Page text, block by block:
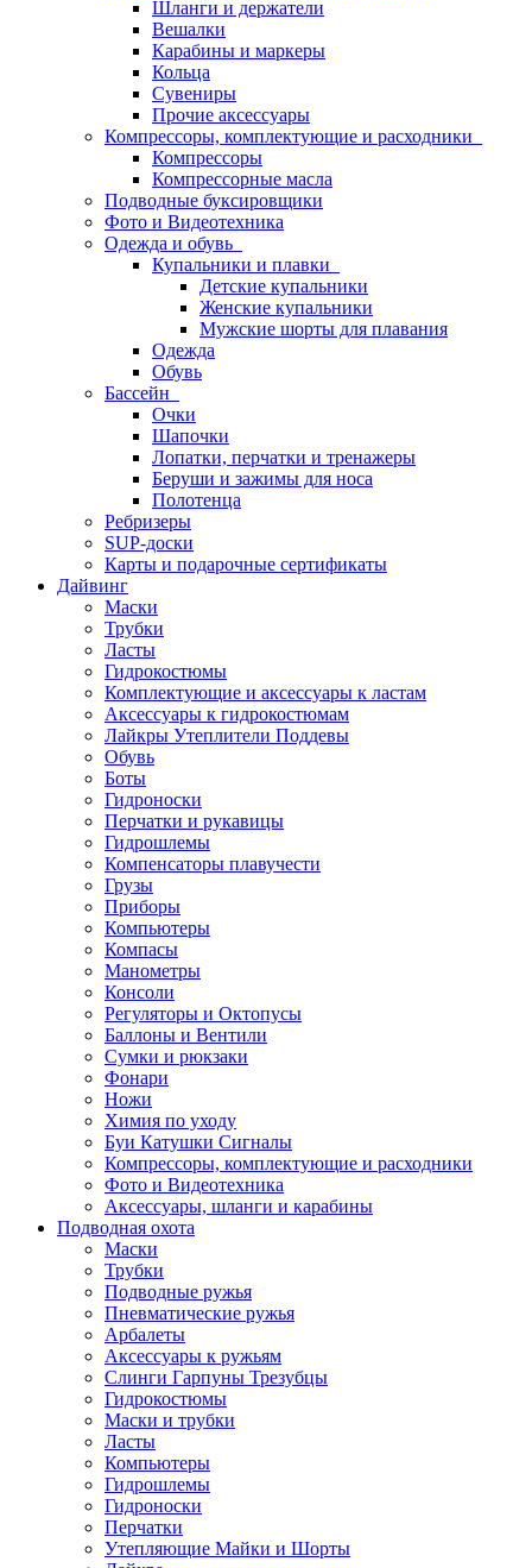
Шланги и держатели
Вешалки
Карабины и маркеры
Кольца
Сувениры
Прочие аксессуары
Компрессоры, комплектующие и расходники
Компрессоры
Компрессорные масла
Подводные буксировщики
Фото и Видеотехника
Одежда и обувь
Купальники и плавки
Детские купальники
Женские купальники
Мужские шорты для плавания
Одежда
Обувь
Бассейн
Очки
Шапочки
Лопатки, перчатки и тренажеры
Беруши и зажимы для носа
Полотенца
Ребризеры
SUP-доски
Карты и подарочные сертификаты
Дайвинг
Маски
Трубки
Ласты
Гидрокостюмы
Комплектующие и аксессуары к ластам
Аксессуары к гидрокостюмам
Лайкры Утеплители Поддевы
Обувь
Боты
Гидроноски
Перчатки и рукавицы
Гидрошлемы
Компенсаторы плавучести
Грузы
Приборы
Компьютеры
Компасы
Манометры
Консоли
Регуляторы и Октопусы
Баллоны и Вентили
Сумки и рюкзаки
Фонари
Ножи
Химия по уходу
Буи Катушки Сигналы
Компрессоры, комплектующие и расходники
Фото и Видеотехника
Аксессуары, шланги и карабины
Подводная охота
Маски
Трубки
Подводные ружья
Пневматические ружья
Арбалеты
Аксессуары к ружьям
Слинги Гарпуны Трезубцы
Гидрокостюмы
Маски и трубки
Ласты
Компьютеры
Гидрошлемы
Гидроноски
Перчатки
Утепляющие Майки и Шорты